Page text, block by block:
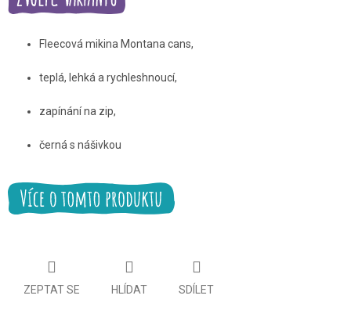
Fleecová mikina Montana cans,
teplá, lehká a rychleshnoucí,
zapínání na zip,
černá s nášivkou
ZEPTAT SE HLÍDAT SDÍLET